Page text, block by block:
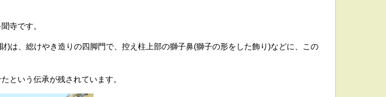
寺です。
)は、総けやき造りの四脚門で、控え柱上部の獅子鼻(獅子の形をした飾り)などに、この
という伝承が残されています。